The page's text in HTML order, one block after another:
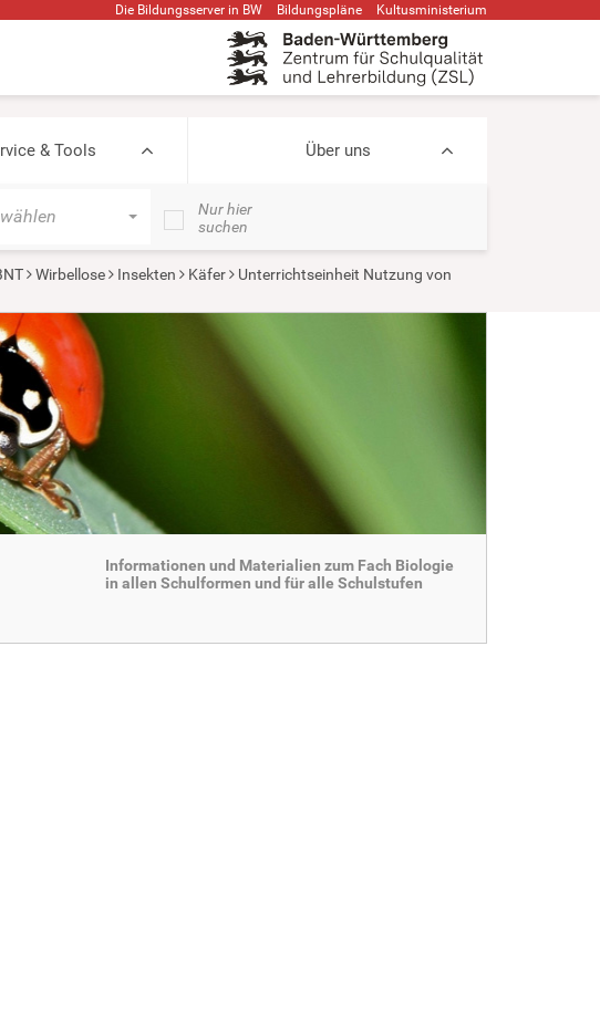
Die Bildungsserver in BW Bildungspläne Kultusministerium
& Tools Über uns
Nur hier
suchen
Wirbellose Insekten Käfer
Unterrichtseinheit Nutzung von
Informationen und Materialien zum Fach Biologie
in allen Schulformen und für alle Schulstufen